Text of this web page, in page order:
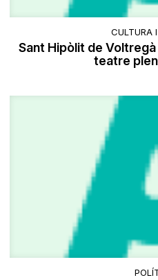
CULTURA
Sant Hipòlit de
teatre